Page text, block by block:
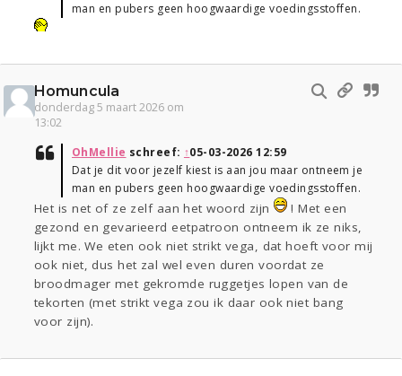
man en pubers geen hoogwaardige voedingsstoffen.
Homuncula
donderdag 5 maart 2026 om
13:02
OhMellie schreef: ↑05-03-2026 12:59
Dat je dit voor jezelf kiest is aan jou maar ontneem je
man en pubers geen hoogwaardige voedingsstoffen.
Het is net of ze zelf aan het woord zijn
! Met een
gezond en gevarieerd eetpatroon ontneem ik ze niks,
lijkt me. We eten ook niet strikt vega, dat hoeft voor mij
ook niet, dus het zal wel even duren voordat ze
broodmager met gekromde ruggetjes lopen van de
tekorten (met strikt vega zou ik daar ook niet bang
voor zijn).